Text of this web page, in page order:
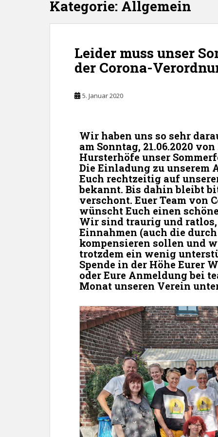
Kategorie: Allgemein
Leider muss unser
der Corona-
5. Januar 2020
Wir haben uns so sehr
am Sonntag, 21.06.2020
Hursterhöfe unser
Die Einladung zu unserem
Euch rechtzeitig auf
bekannt. Bis dahin bleibt
verschont. Euer Team von
wünscht Euch einen
Wir sind traurig und
Einnahmen (auch die
kompensieren sollen und
trotzdem ein wenig
Spende in der Höhe Eurer
oder Eure Anmeldung bei
Monat unseren Verein